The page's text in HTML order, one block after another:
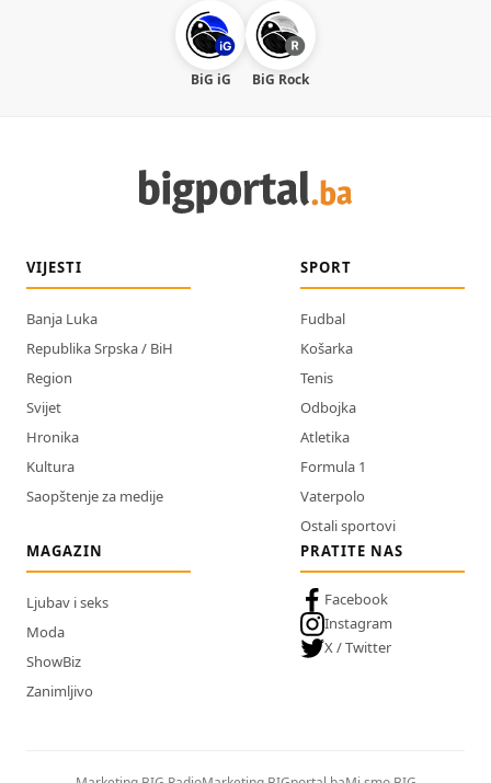
BiG iG BiG Rock
VIJESTI
Banja Luka
Republika Srpska / BiH
Region
Svijet
Hronika
Kultura
Saopštenje za medije
SPORT
Fudbal
Košarka
Tenis
Odbojka
Atletika
Formula 1
Vaterpolo
Ostali sportovi
MAGAZIN
Ljubav i seks
Moda
ShowBiz
Zanimljivo
PRATITE NAS
Facebook
Instagram
X / Twitter